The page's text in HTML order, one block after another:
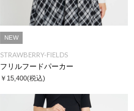
NEW
STRAWBERRY-FIELDS
フリルフードパーカー
￥15,400(税込)